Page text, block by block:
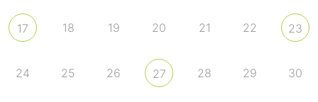
17 18 19 20 21 22 23
24 25 26 27 28 29 30